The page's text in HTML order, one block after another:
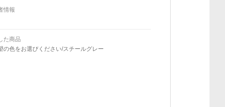
情報
た商品
の色をお選びください/スチールグレー